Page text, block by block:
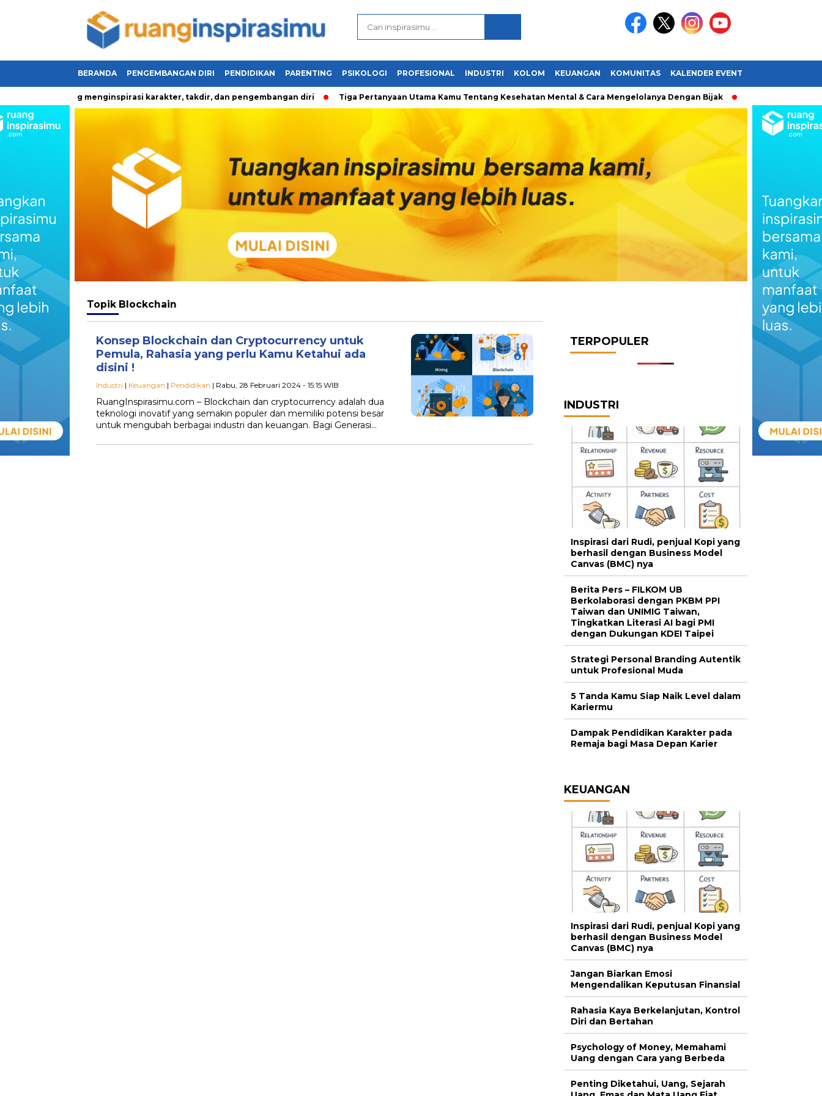
BERANDA PENGEMBANGAN DIRI PENDIDIKAN PARENTING PSIKOLOGI PROFESIONAL INDUSTRI KOLOM KEUANGAN KOMUNITAS KALENDER EVENT
yang menginspirasi karakter, takdir, dan pengembangan diri Tiga Pertanyaan Utama Kamu Tentang Kesehatan Mental & Cara Mengelolanya Dengan Bijak Bagaimana
Topik Blockchain
Konsep Blockchain dan Cryptocurrency untuk
Pemula, Rahasia yang perlu Kamu Ketahui ada
disini !
Industri | Keuangan | Pendidikan | Rabu, 28 Februari 2024 - 15:15 WIB
RuangInspirasimu.com – Blockchain dan cryptocurrency adalah dua
teknologi inovatif yang semakin populer dan memiliki potensi besar
untuk mengubah berbagai industri dan keuangan. Bagi Generasi…
TERPOPULER
INDUSTRI
Inspirasi dari Rudi, penjual Kopi yang
berhasil dengan Business Model
Canvas (BMC) nya
Berita Pers – FILKOM UB
Berkolaborasi dengan PKBM PPI
Taiwan dan UNIMIG Taiwan,
Tingkatkan Literasi AI bagi PMI
dengan Dukungan KDEI Taipei
Strategi Personal Branding Autentik
untuk Profesional Muda
5 Tanda Kamu Siap Naik Level dalam
Kariermu
Dampak Pendidikan Karakter pada
Remaja bagi Masa Depan Karier
KEUANGAN
Inspirasi dari Rudi, penjual Kopi yang
berhasil dengan Business Model
Canvas (BMC) nya
Jangan Biarkan Emosi
Mengendalikan Keputusan Finansial
Rahasia Kaya Berkelanjutan, Kontrol
Diri dan Bertahan
Psychology of Money, Memahami
Uang dengan Cara yang Berbeda
Penting Diketahui, Uang, Sejarah